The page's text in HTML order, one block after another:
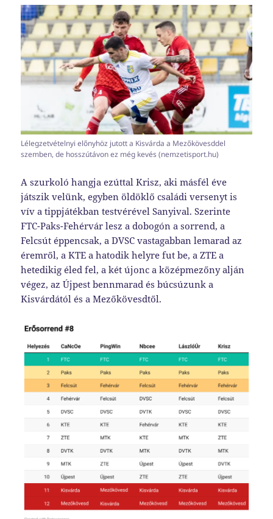
Lélegzetvételnyi előnyhöz jutott a Kisvárda a Mezőkövesddel
szemben, de hosszútávon ez még kevés (nemzetisport.hu)
A szurkoló hangja ezúttal Krisz, aki másfél éve
játszik velünk, egyben öldöklő családi versenyt is
vív a tippjátékban testvérével Sanyival. Szerinte
FTC-Paks-Fehérvár lesz a dobogón a sorrend, a
Felcsút éppencsak, a DVSC vastagabban lemarad az
éremről, a KTE a hatodik helyre fut be, a ZTE a
hetedikig éled fel, a két újonc a középmezőny alján
végez, az Újpest bennmarad és búcsúzunk a
Kisvárdától és a Mezőkövesdtől.